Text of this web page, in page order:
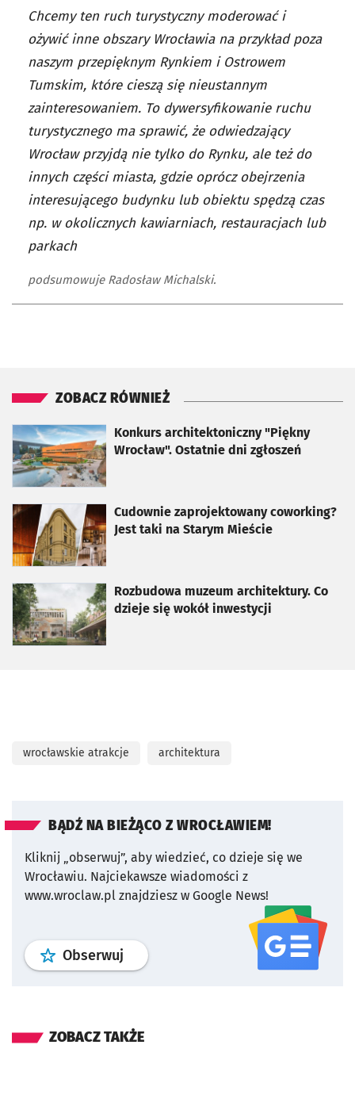
Chcemy ten ruch turystyczny moderować i
ożywić inne obszary Wrocławia na przykład poza
naszym przepięknym Rynkiem i Ostrowem
Tumskim, które cieszą się nieustannym
zainteresowaniem. To dywersyfikowanie ruchu
turystycznego ma sprawić, że odwiedzający
Wrocław przyjdą nie tylko do Rynku, ale też do
innych części miasta, gdzie oprócz obejrzenia
interesującego budynku lub obiektu spędzą czas
np. w okolicznych kawiarniach, restauracjach lub
parkach
podsumowuje Radosław Michalski.
ZOBACZ RÓWNIEŻ
Konkurs architektoniczny "Piękny
Wrocław". Ostatnie dni zgłoszeń
otworzy się w nowej karcie
Cudownie zaprojektowany coworking?
Jest taki na Starym Mieście
otworzy się w nowej karcie
Rozbudowa muzeum architektury. Co
dzieje się wokół inwestycji
otworzy się w nowej karcie
wrocławskie atrakcje architektura
BĄDŹ NA BIEŻĄCO Z WROCŁAWIEM!
Kliknij „obserwuj”, aby wiedzieć, co dzieje się we
Wrocławiu. Najciekawsze wiadomości z
www.wroclaw.pl znajdziesz w Google News!
Obserwuj profil serwisu
ZOBACZ TAKŻE